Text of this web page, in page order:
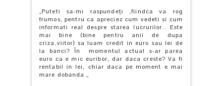
„Puteti sa-mi raspundeți ,fiindca va rog
frumos, pentru ca apreciez cum vedeti si cum
informati real despre starea lucrurilor.. Este
mai bine (bine pentru anii de dupa
criza,viitor) sa luam credit in euro sau lei de
la banci? În momentul actual s-ar parea
euro ca e mic euribor, dar daca creste? Va fi
rentabil in lei, chiar daca pe moment e mai
mare dobanda „